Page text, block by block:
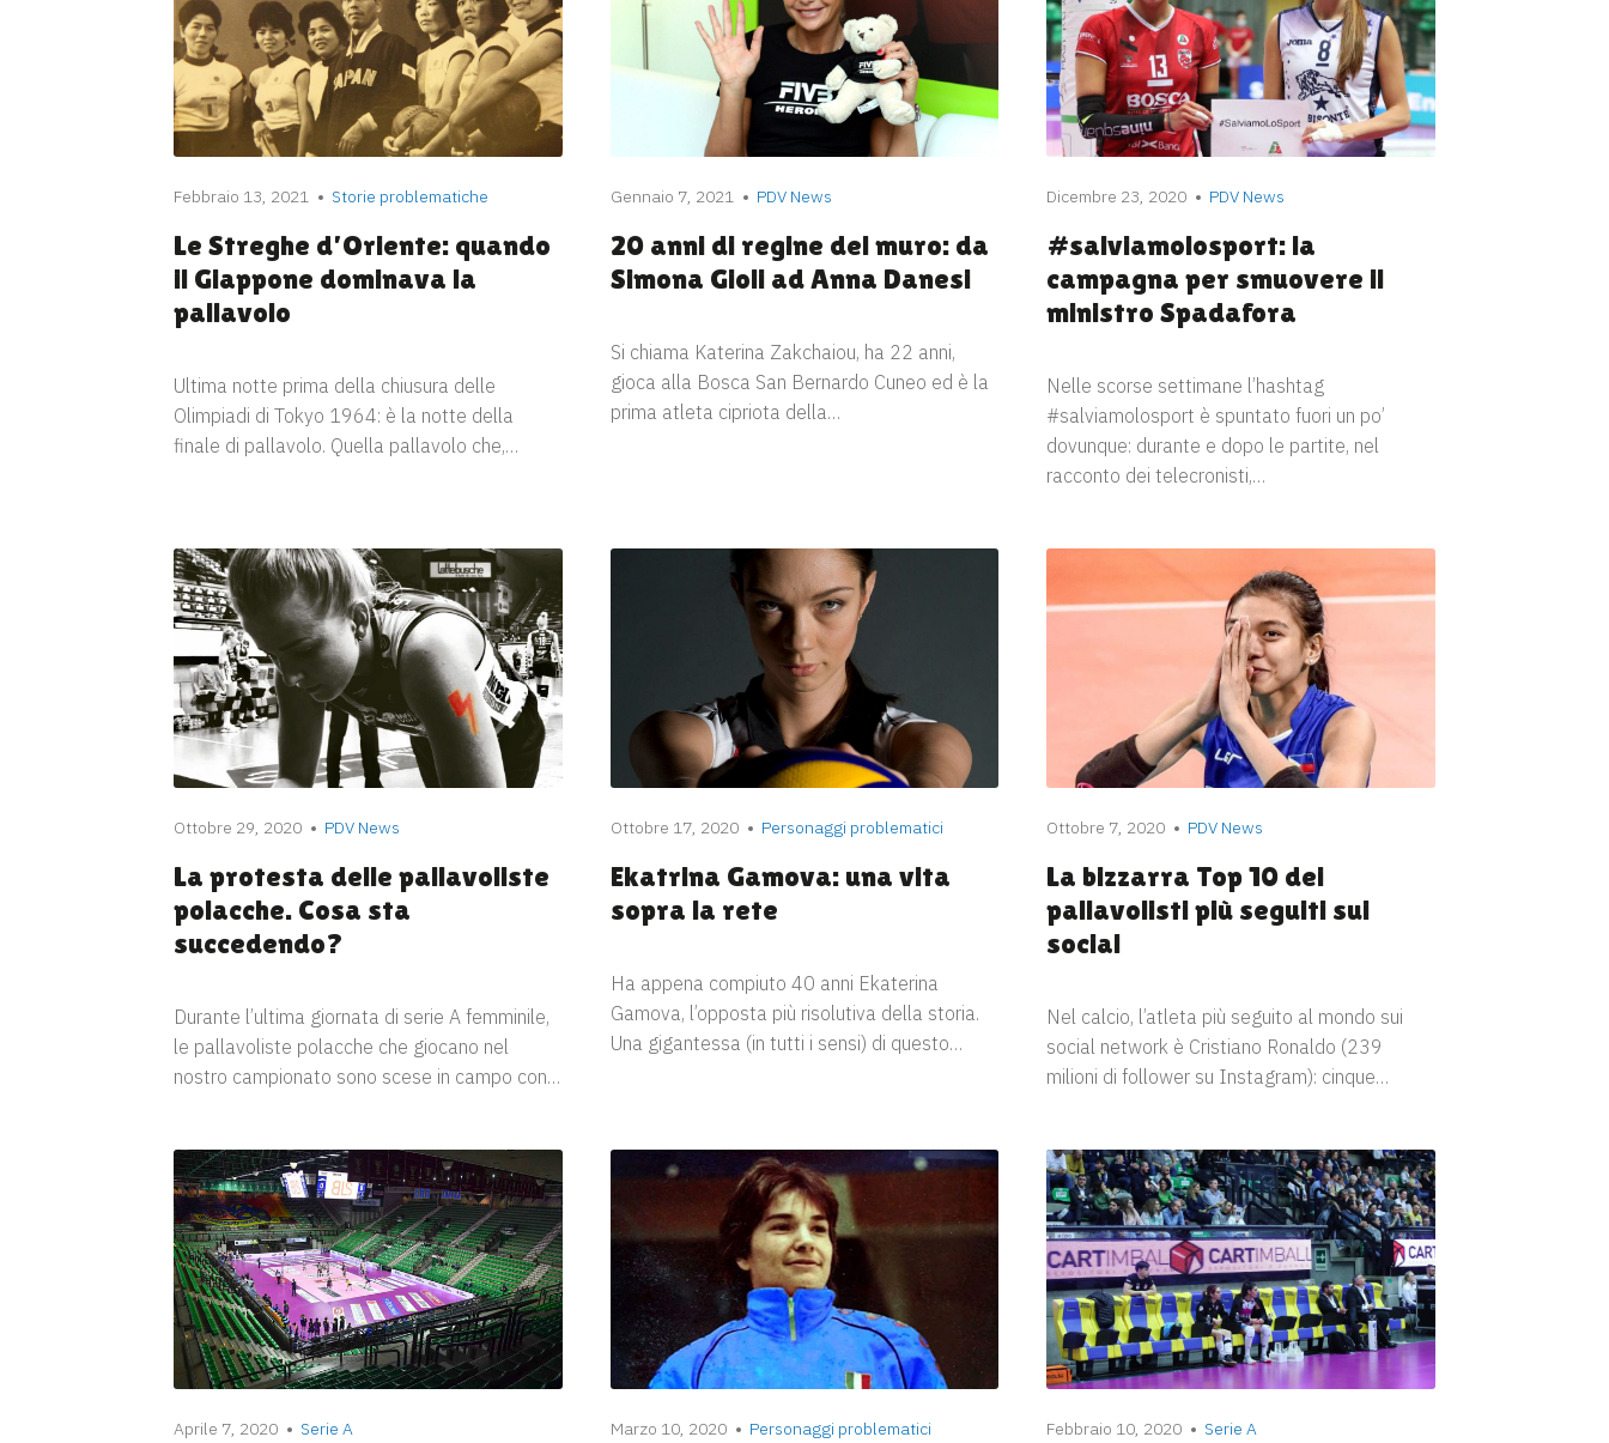
Febbraio 13, 2021 Storie problematiche
Le Streghe d’Oriente: quando
il Giappone dominava la
pallavolo
Ultima notte prima della chiusura delle
Olimpiadi di Tokyo 1964: è la notte della
finale di pallavolo. Quella pallavolo che,…
Gennaio 7, 2021 PDV News
20 anni di regine del muro: da
Simona Gioli ad Anna Danesi
Si chiama Katerina Zakchaiou, ha 22 anni,
gioca alla Bosca San Bernardo Cuneo ed è la
prima atleta cipriota della…
Dicembre 23, 2020 PDV News
#salviamolosport: la
campagna per smuovere il
ministro Spadafora
Nelle scorse settimane l’hashtag
#salviamolosport è spuntato fuori un po’
dovunque: durante e dopo le partite, nel
racconto dei telecronisti,…
Ottobre 29, 2020 PDV News
La protesta delle pallavoliste
polacche. Cosa sta
succedendo?
Durante l’ultima giornata di serie A femminile,
le pallavoliste polacche che giocano nel
nostro campionato sono scese in campo con…
Ottobre 17, 2020 Personaggi problematici
Ekatrina Gamova: una vita
sopra la rete
Ha appena compiuto 40 anni Ekaterina
Gamova, l’opposta più risolutiva della storia.
Una gigantessa (in tutti i sensi) di questo…
Ottobre 7, 2020 PDV News
La bizzarra Top 10 dei
pallavolisti più seguiti sui
social
Nel calcio, l’atleta più seguito al mondo sui
social network è Cristiano Ronaldo (239
milioni di follower su Instagram): cinque…
Aprile 7, 2020 Serie A Marzo 10, 2020 Personaggi problematici Febbraio 10, 2020 Serie A